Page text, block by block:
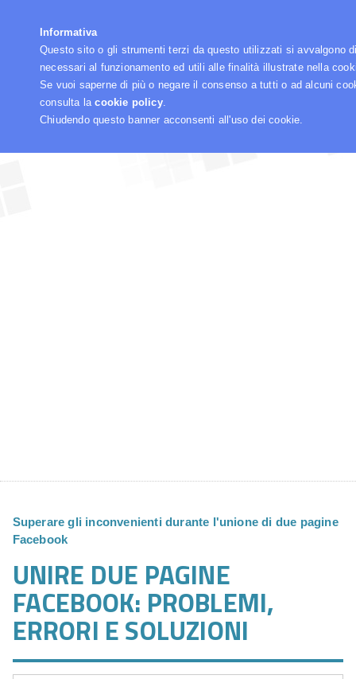
Informativa
Questo sito o gli strumenti terzi da questo utilizzati si avvalgono
necessari al funzionamento ed utili alle finalità illustrate nella
Se vuoi saperne di più o negare il consenso a tutti o ad alcuni
consulta lacookie policy.
Chiudendo questo banner acconsenti all'uso dei cookie.
Superare gli inconvenienti durante l'unione di due pagine
Facebook
UNIRE DUE PAGINE
FACEBOOK: PROBLEMI,
ERRORI E SOLUZIONI